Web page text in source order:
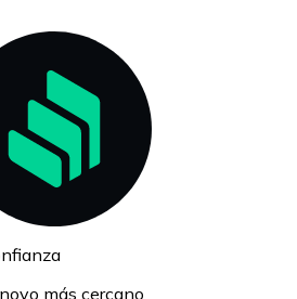
más cercano